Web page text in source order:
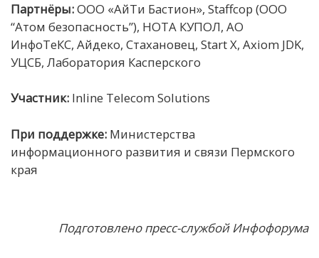
Партнёры:ООО «АйТи Бастион», Staffcop (ООО
“Атом безопасность”), НОТА КУПОЛ, АО
ИнфоТеКС, Айдеко, Стахановец, Start X, Axiom JDK,
УЦСБ, Лаборатория Касперского
Участник: Inline Telecom Solutions
При поддержке: Министерства
информационного развития и связи Пермского
края
Подготовлено пресс-службой Инфофорума